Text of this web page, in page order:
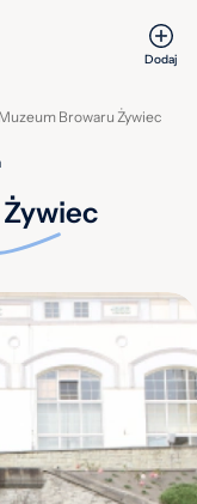
Dodaj
Muzeum Browaru Żywiec